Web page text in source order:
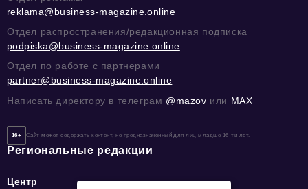
reklama@business-magazine.online
Отдел распространения/редакционная подписка
podpiska@business-magazine.online
Отдел по работе с партнерами
partner@business-magazine.online
Написать директору в телеграм @mazov или MAX
16+ Сайт может содержать контент, не предназначенный для лиц младше 16-ти лет.
Региональные редакции
Центр